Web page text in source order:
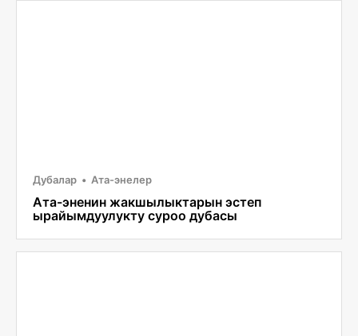
Дубалар Ата-энелер
Ата-эненин жакшылыктарын эстеп
ырайымдуулукту суроо дубасы